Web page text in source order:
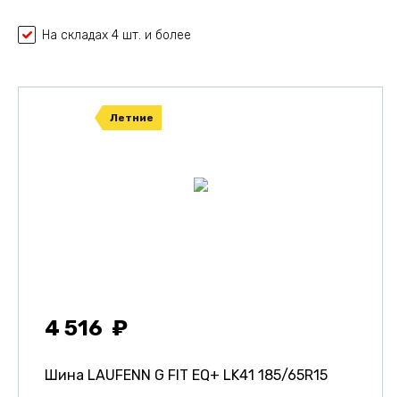
На складах 4 шт. и более
Летние
4 516
Шина LAUFENN G FIT EQ+ LK41 185/65R15